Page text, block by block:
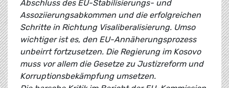
Abschluss des EU-Stabilisierungs- und
Assoziierungsabkommen und die erfolgreichen
Schritte in Richtung Visaliberalisierung. Umso
wichtiger ist es, den EU-Annäherungsprozess
unbeirrt fortzusetzen. Die Regierung im Kosovo
muss vor allem die Gesetze zu Justizreform und
Korruptionsbekämpfung umsetzen.